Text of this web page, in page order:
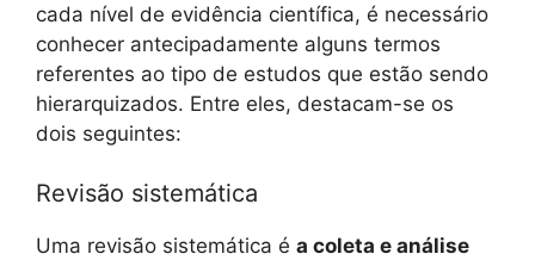
cada nível de evidência científica, é necessário
conhecer antecipadamente alguns termos
referentes ao tipo de estudos que estão sendo
hierarquizados. Entre eles, destacam-se os
dois seguintes:
Revisão sistemática
Uma revisão sistemática é a coleta e análise